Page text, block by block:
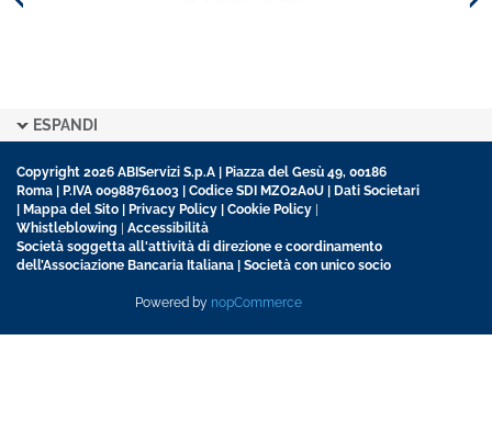
ESPANDI
Copyright 2026 ABIServizi S.p.A | Piazza del Gesù 49, 00186
Roma | P.IVA 00988761003 | Codice SDI MZO2A0U |
Dati Societari
Mappa del Sito Privacy Policy Cookie Policy
Whistleblowing
Accessibilità
Società soggetta all'attività di direzione e coordinamento
dell’Associazione Bancaria Italiana | Società con unico socio
Powered by nopCommerce